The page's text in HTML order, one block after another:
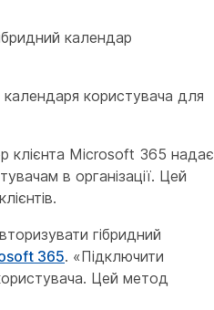
календар
користувача для
клієнта Microsoft 365 надає
в організації. Цей
гібридний
365. «Підключити
Цей метод